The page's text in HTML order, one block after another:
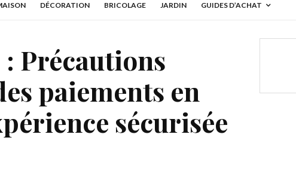
DÉCORATION BRICOLAGE JARDIN GUIDES D’ACHAT
: Précautions
paiements en
sécurisée